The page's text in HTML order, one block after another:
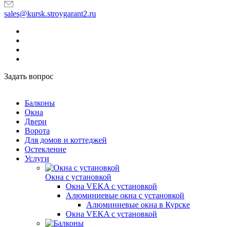
sales@kursk.stroygarant2.ru
Задать вопрос
Балконы
Окна
Двери
Ворота
Для домов и коттеджей
Остекление
Услуги
Окна с установкой
Окна VEKA с установкой
Алюминиевые окна с установкой
Алюминиевые окна в Курске
Окна VEKA с установкой